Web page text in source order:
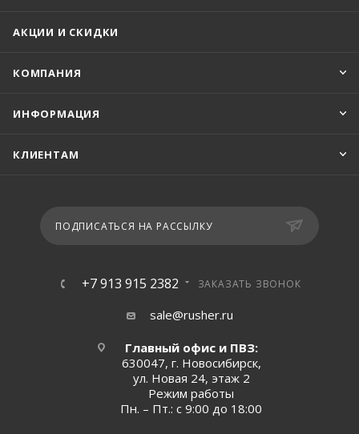
АКЦИИ И СКИДКИ
КОМПАНИЯ
ИНФОРМАЦИЯ
КЛИЕНТАМ
ПОДПИСАТЬСЯ НА РАССЫЛКУ
+7 913 915 2382 ЗАКАЗАТЬ ЗВОНОК
sale@rusher.ru
Главный офис и ПВЗ:
630047, г. Новосибирск,
ул. Новая 24, этаж 2
Режим работы
Пн. – Пт.: с 9:00 до 18:00